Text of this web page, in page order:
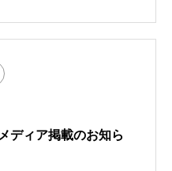
ディア掲載のお知ら